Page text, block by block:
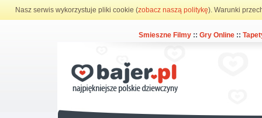
Nasz serwis wykorzystuje pliki cookie (zobacz naszą politykę). Warunki
Smieszne Filmy ::Gry Online ::